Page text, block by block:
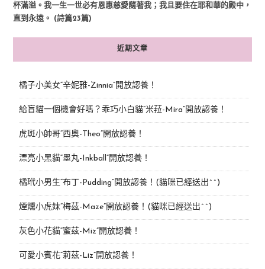
杯滿溢。我一生一世必有恩惠慈愛隨著我；我且要住在耶和華的殿中，
直到永遠。 (詩篇23篇)
近期文章
橘子小美女“辛妮雅-Zinnia”開放認養！
給盲貓一個機會好嗎？乖巧小白貓“米菈-Mira”開放認養！
虎斑小帥哥“西奧-Theo”開放認養！
漂亮小黑貓“墨丸-Inkball”開放認養！
橘玳小男生“布丁-Pudding”開放認養！(貓咪已經送出^^)
煙燻小虎妹“梅茲-Maze”開放認養！(貓咪已經送出^^)
灰色小花貓“蜜茲-Miz”開放認養！
可愛小賓花“莉茲-Liz”開放認養！